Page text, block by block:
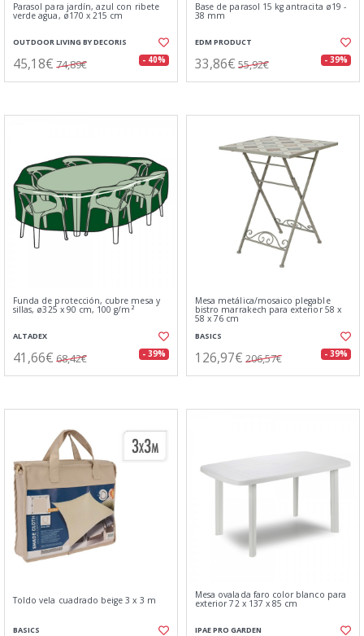
Parasol para jardín, azul con ribete
verde agua, ø170 x 215 cm
OUTDOOR LIVING BY DECORIS
45,18€ 74,89€ - 40%
Base de parasol 15 kg antracita ø19 -
38 mm
EDM PRODUCT
33,86€ 55,92€ - 39%
Funda de protección, cubre mesa y
sillas, ø325 x 90 cm, 100 g/m²
ALTADEX
41,66€ 68,42€ - 39%
Mesa metálica/mosaico plegable
bistro marrakech para exterior 58 x
58 x 76 cm
BASICS
126,97€ 206,57€ - 39%
Toldo vela cuadrado beige 3 x 3 m
BASICS
Mesa ovalada faro color blanco para
exterior 72 x 137 x 85 cm
IPAE PRO GARDEN